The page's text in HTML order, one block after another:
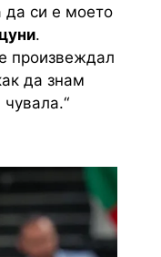
да си е моето
.
произвеждал
да знам